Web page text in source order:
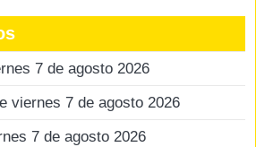
7 de agosto 2026
viernes 7 de agosto 2026
7 de agosto 2026